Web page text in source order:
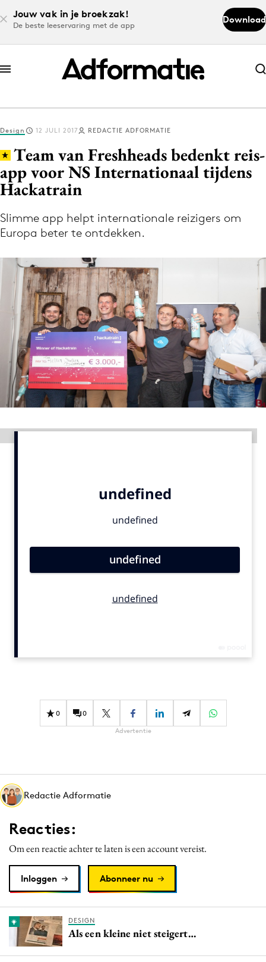
Jouw vak in je broekzak!
De beste leeservaring met de app
Download
Abonneer nu
Abonneer nu
Log in
Volg het laatste nieuws via de Adformatie
Nieuws app
Menu
Home
9 sept: GenAI-training
12 nov: MarketingLive!
Adverteren
Events
Opleidingen
Vacatures
Bureaus
Effectiviteit
Interne communicatie
Martech
Merkstrategie
PR
Programmatic
Purpose Marketing
Design 12 JULI 2017 REDACTIE ADFORMATIE
Team van Freshheads bedenkt reis-
app voor NS Internationaal tijdens
Hackatrain
Slimme app helpt internationale reizigers om
Europa beter te ontdekken.
0 0
Advertentie
Redactie Adformatie
Reacties:
Om een reactie achter te laten is een account vereist.
Inloggen Abonneer nu
DESIGN
Als een kleine niet steigert…